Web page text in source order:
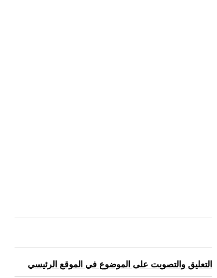
التعليق والتصويت على الموضوع في الموقع الرئيسي